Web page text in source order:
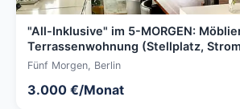
"All-Inklusive" im 5-MORGEN:
Terrassenwohnung (Stellplatz,
Privatgärtner)
Fünf Morgen, Berlin
3.000 €/Monat